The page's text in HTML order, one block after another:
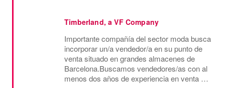
Timberland, a VF Company
Importante compañía del sector moda busca
incorporar un/a vendedor/a en su punto de
venta situado en grandes almacenes de
Barcelona.Buscamos vendedores/as con al
menos dos años de experiencia en venta de